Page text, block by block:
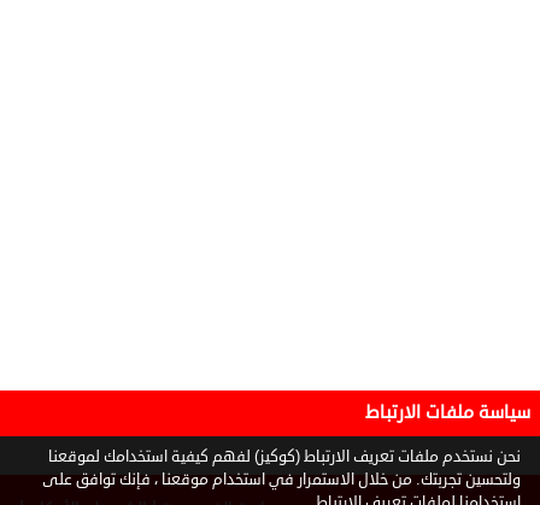
سياسة ملفات الارتباط
نحن نستخدم ملفات تعريف الارتباط (كوكيز) لفهم كيفية استخدامك لموقعنا
ولتحسين تجربتك. من خلال الاستمرار في استخدام موقعنا ، فإنك توافق على